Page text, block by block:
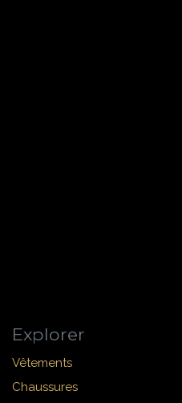
Explorer
Vêtements
Chaussures